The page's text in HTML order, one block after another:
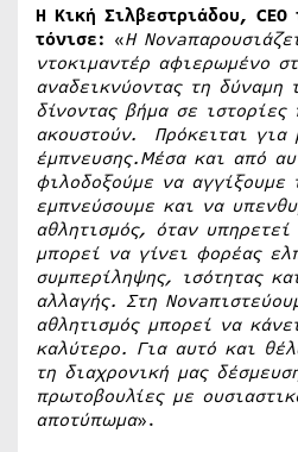
H Κική Σιλβεστριάδου,
τόνισε: «Η
ντοκιμαντέρ αφιερωμένο
αναδεικνύοντας τη δύναμη
δίνοντας βήμα σε ιστορίες
ακουστούν.
Πρόκειται
έμπνευσης.Μέσα και από
φιλοδοξούμε να
εμπνεύσουμε και να
αθλητισμός, όταν
μπορεί να γίνει φορέας
συμπερίληψης, ισότητας
αλλαγής. Στη
αθλητισμός μπορεί να
καλύτερο. Για αυτό και
τη διαχρονική μας
πρωτοβουλίες με
αποτύπωμα».